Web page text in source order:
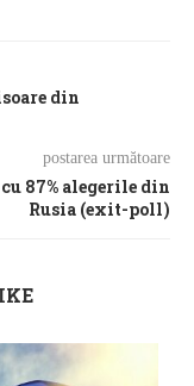
din
postarea următoare
87% alegerile din
Rusia (exit-poll)